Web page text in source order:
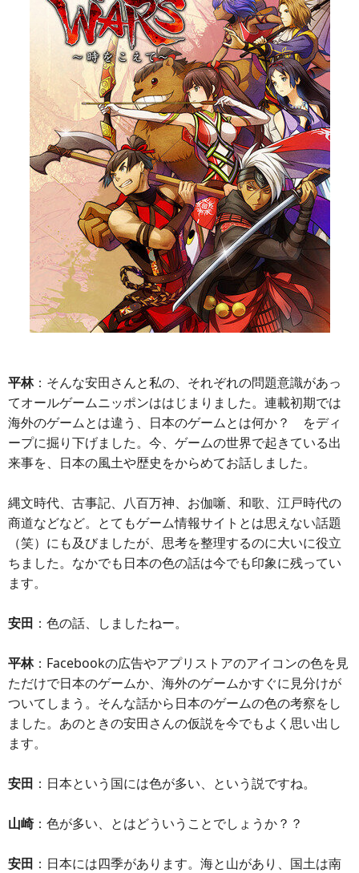
平林：そんな安田さんと私の、それぞれの問題意識があっ
てオールゲームニッポンははじまりました。連載初期では
海外のゲームとは違う、日本のゲームとは何か？ をディ
ープに掘り下げました。今、ゲームの世界で起きている出
来事を、日本の風土や歴史をからめてお話しました。
縄文時代、古事記、八百万神、お伽噺、和歌、江戸時代の
商道などなど。とてもゲーム情報サイトとは思えない話題
（笑）にも及びましたが、思考を整理するのに大いに役立
ちました。なかでも日本の色の話は今でも印象に残ってい
ます。
安田 ：色の話、しましたねー。
平林：Facebookの広告やアプリストアのアイコンの色を見
ただけで日本のゲームか、海外のゲームかすぐに見分けが
ついてしまう。そんな話から日本のゲームの色の考察をし
ました。あのときの安田さんの仮説を今でもよく思い出し
ます。
安田 ：日本という国には色が多い、という説ですね。
山崎：色が多い、とはどういうことでしょうか？？
安田 ：日本には四季があります。海と山があり、国土は南